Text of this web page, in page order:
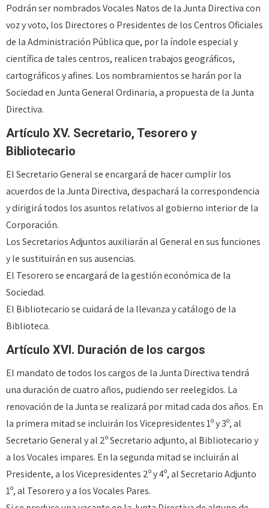
Podrán ser nombrados Vocales Natos de la Junta Directiva con
voz y voto, los Directores o Presidentes de los Centros Oficiales
de la Administración Pública que, por la índole especial y
científica de tales centros, realicen trabajos geográficos,
cartográficos y afines. Los nombramientos se harán por la
Sociedad en Junta General Ordinaria, a propuesta de la Junta
Directiva.
Artículo XV. Secretario, Tesorero y
Bibliotecario
El Secretario General se encargará de hacer cumplir los
acuerdos de la Junta Directiva, despachará la correspondencia
y dirigirá todos los asuntos relativos al gobierno interior de la
Corporación.
Los Secretarios Adjuntos auxiliarán al General en sus funciones
y le sustituirán en sus ausencias.
El Tesorero se encargará de la gestión económica de la
Sociedad.
El Bibliotecario se cuidará de la llevanza y catálogo de la
Biblioteca.
Artículo XVI. Duración de los cargos
El mandato de todos los cargos de la Junta Directiva tendrá
una duración de cuatro años, pudiendo ser reelegidos. La
renovación de la Junta se realizará por mitad cada dos años. En
la primera mitad se incluirán los Vicepresidentes 1º y 3º, al
Secretario General y al 2º Secretario adjunto, al Bibliotecario y
a los Vocales impares. En la segunda mitad se incluirán al
Presidente, a los Vicepresidentes 2º y 4º, al Secretario Adjunto
1º, al Tesorero y a los Vocales Pares.